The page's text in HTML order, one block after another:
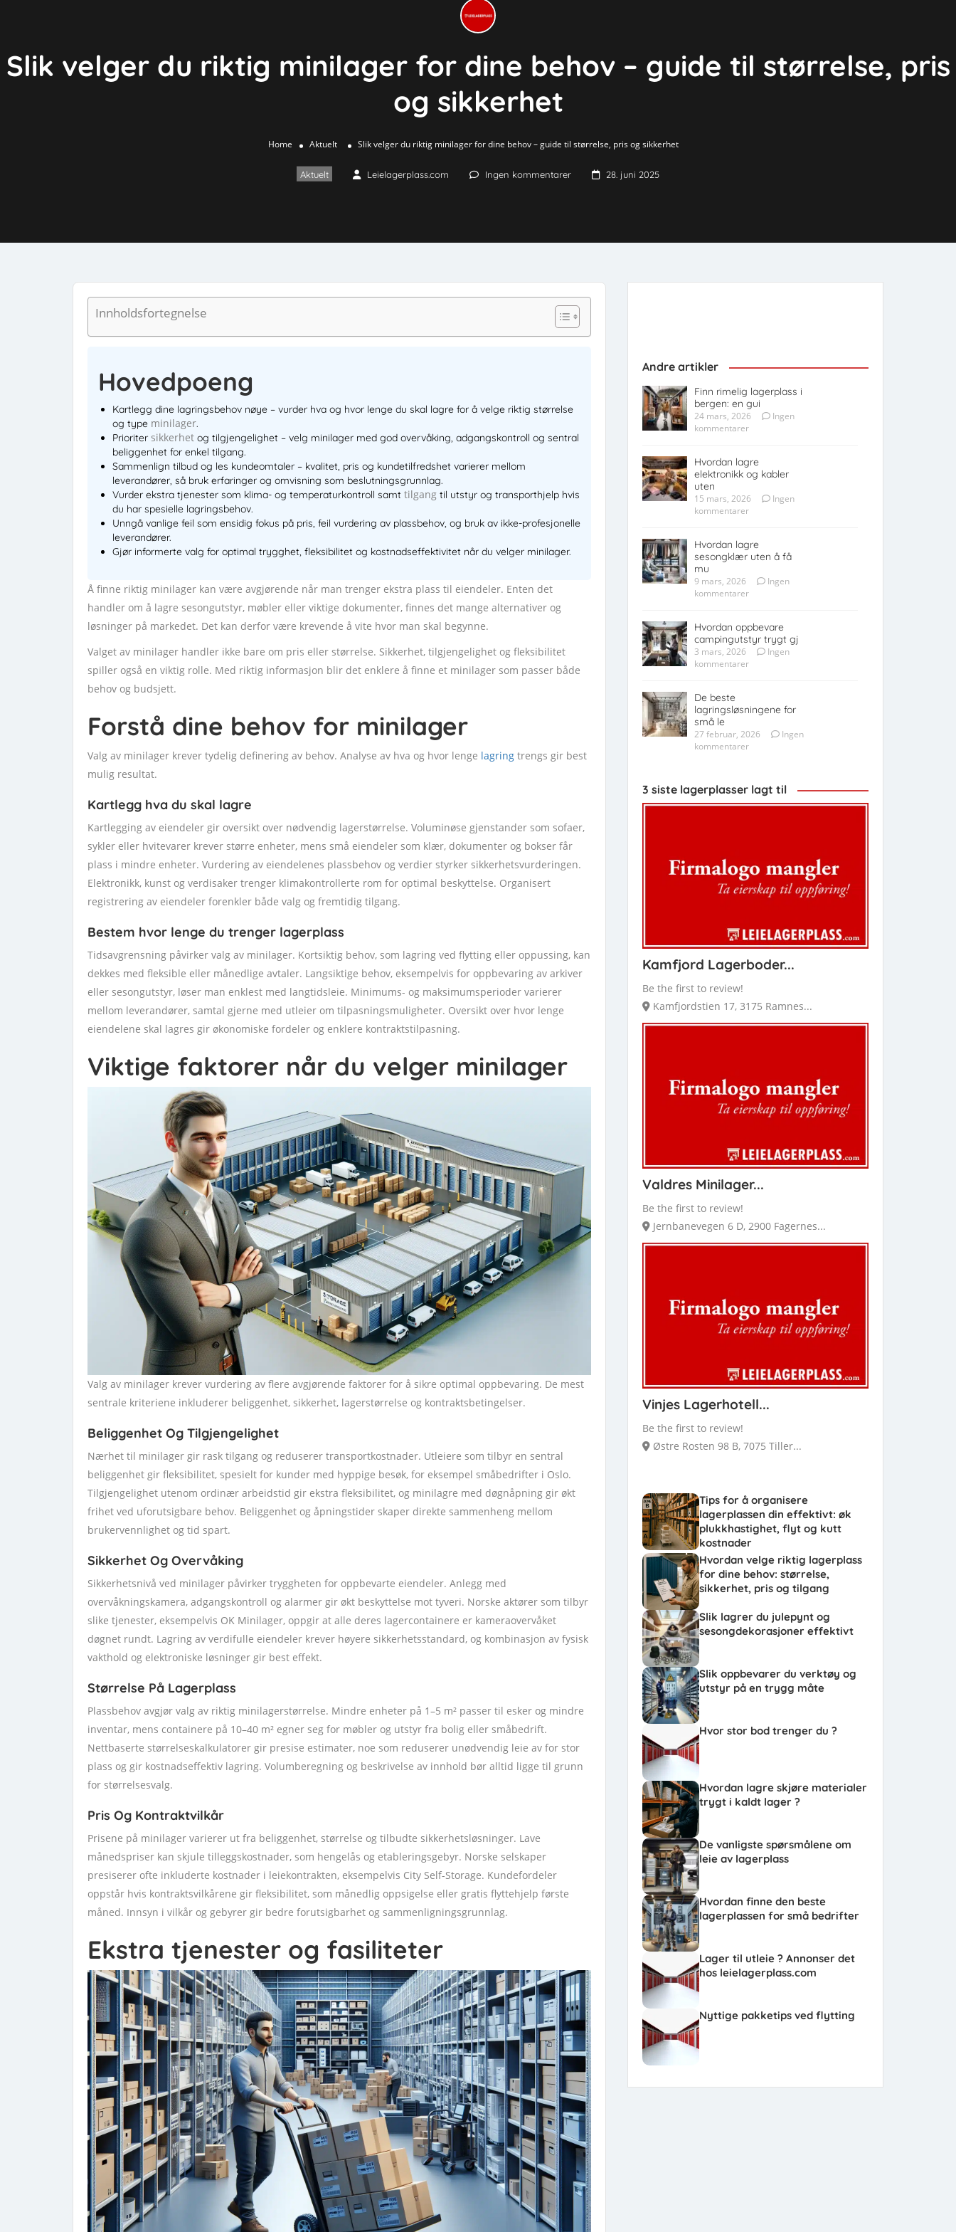
Slik velger du riktig minilager for dine behov – guide til størrelse, pris
og sikkerhet
Home Aktuelt Slik velger du riktig minilager for dine behov – guide til størrelse, pris og sikkerhet
Aktuelt Leielagerplass.com Ingen kommentarer 28. juni 2025
Innholdsfortegnelse
Hovedpoeng
Kartlegg dine lagringsbehov nøye – vurder hva og hvor lenge du skal lagre for å velge riktig størrelse
og type minilager.
Prioriter sikkerhet og tilgjengelighet – velg minilager med god overvåking, adgangskontroll og sentral
beliggenhet for enkel tilgang.
Sammenlign tilbud og les kundeomtaler – kvalitet, pris og kundetilfredshet varierer mellom
leverandører, så bruk erfaringer og omvisning som beslutningsgrunnlag.
Vurder ekstra tjenester som klima- og temperaturkontroll samt tilgang til utstyr og transporthjelp hvis
du har spesielle lagringsbehov.
Unngå vanlige feil som ensidig fokus på pris, feil vurdering av plassbehov, og bruk av ikke-profesjonelle
leverandører.
Gjør informerte valg for optimal trygghet, fleksibilitet og kostnadseffektivitet når du velger minilager.
Å finne riktig minilager kan være avgjørende når man trenger ekstra plass til eiendeler. Enten det
handler om å lagre sesongutstyr, møbler eller viktige dokumenter, finnes det mange alternativer og
løsninger på markedet. Det kan derfor være krevende å vite hvor man skal begynne.
Valget av minilager handler ikke bare om pris eller størrelse. Sikkerhet, tilgjengelighet og fleksibilitet
spiller også en viktig rolle. Med riktig informasjon blir det enklere å finne et minilager som passer både
behov og budsjett.
Forstå dine behov for minilager
Valg av minilager krever tydelig definering av behov. Analyse av hva og hvor lenge lagring trengs gir best
mulig resultat.
Kartlegg hva du skal lagre
Kartlegging av eiendeler gir oversikt over nødvendig lagerstørrelse. Voluminøse gjenstander som sofaer,
sykler eller hvitevarer krever større enheter, mens små eiendeler som klær, dokumenter og bokser får
plass i mindre enheter. Vurdering av eiendelenes plassbehov og verdier styrker sikkerhetsvurderingen.
Elektronikk, kunst og verdisaker trenger klimakontrollerte rom for optimal beskyttelse. Organisert
registrering av eiendeler forenkler både valg og fremtidig tilgang.
Bestem hvor lenge du trenger lagerplass
Tidsavgrensning påvirker valg av minilager. Kortsiktig behov, som lagring ved flytting eller oppussing, kan
dekkes med fleksible eller månedlige avtaler. Langsiktige behov, eksempelvis for oppbevaring av arkiver
eller sesongutstyr, løser man enklest med langtidsleie. Minimums- og maksimumsperioder varierer
mellom leverandører, samtal gjerne med utleier om tilpasningsmuligheter. Oversikt over hvor lenge
eiendelene skal lagres gir økonomiske fordeler og enklere kontraktstilpasning.
Viktige faktorer når du velger minilager
Valg av minilager krever vurdering av flere avgjørende faktorer for å sikre optimal oppbevaring. De mest
sentrale kriteriene inkluderer beliggenhet, sikkerhet, lagerstørrelse og kontraktsbetingelser.
Beliggenhet Og Tilgjengelighet
Nærhet til minilager gir rask tilgang og reduserer transportkostnader. Utleiere som tilbyr en sentral
beliggenhet gir fleksibilitet, spesielt for kunder med hyppige besøk, for eksempel småbedrifter i Oslo.
Tilgjengelighet utenom ordinær arbeidstid gir ekstra fleksibilitet, og minilagre med døgnåpning gir økt
frihet ved uforutsigbare behov. Beliggenhet og åpningstider skaper direkte sammenheng mellom
brukervennlighet og tid spart.
Sikkerhet Og Overvåking
Sikkerhetsnivå ved minilager påvirker tryggheten for oppbevarte eiendeler. Anlegg med
overvåkningskamera, adgangskontroll og alarmer gir økt beskyttelse mot tyveri. Norske aktører som tilbyr
slike tjenester, eksempelvis OK Minilager, oppgir at alle deres lagercontainere er kameraovervåket
døgnet rundt. Lagring av verdifulle eiendeler krever høyere sikkerhetsstandard, og kombinasjon av fysisk
vakthold og elektroniske løsninger gir best effekt.
Størrelse På Lagerplass
Plassbehov avgjør valg av riktig minilagerstørrelse. Mindre enheter på 1–5 m² passer til esker og mindre
inventar, mens containere på 10–40 m² egner seg for møbler og utstyr fra bolig eller småbedrift.
Nettbaserte størrelseskalkulatorer gir presise estimater, noe som reduserer unødvendig leie av for stor
plass og gir kostnadseffektiv lagring. Volumberegning og beskrivelse av innhold bør alltid ligge til grunn
for størrelsesvalg.
Pris Og Kontraktvilkår
Prisene på minilager varierer ut fra beliggenhet, størrelse og tilbudte sikkerhetsløsninger. Lave
månedspriser kan skjule tilleggskostnader, som hengelås og etableringsgebyr. Norske selskaper
presiserer ofte inkluderte kostnader i leiekontrakten, eksempelvis City Self-Storage. Kundefordeler
oppstår hvis kontraktsvilkårene gir fleksibilitet, som månedlig oppsigelse eller gratis flyttehjelp første
måned. Innsyn i vilkår og gebyrer gir bedre forutsigbarhet og sammenligningsgrunnlag.
Ekstra tjenester og fasiliteter
Andre artikler
Finn rimelig lagerplass i
bergen: en gui
24 mars, 2026
Ingen
kommentarer
Hvordan lagre
elektronikk og kabler
uten
15 mars, 2026
Ingen
kommentarer
Hvordan lagre
sesongklær uten å få
mu
9 mars, 2026
Ingen
kommentarer
Hvordan oppbevare
campingutstyr trygt gj
3 mars, 2026
Ingen
kommentarer
De beste
lagringsløsningene for
små le
27 februar, 2026
Ingen
kommentarer
3 siste lagerplasser lagt til
Kamfjord Lagerboder...
Be the first to review!
Kamfjordstien 17, 3175 Ramnes...
Valdres Minilager...
Be the first to review!
Jernbanevegen 6 D, 2900 Fagernes...
Vinjes Lagerhotell...
Be the first to review!
Østre Rosten 98 B, 7075 Tiller...
Tips for å organisere
lagerplassen din effektivt: øk
plukkhastighet, flyt og kutt
kostnader
Hvordan velge riktig lagerplass
for dine behov: størrelse,
sikkerhet, pris og tilgang
Slik lagrer du julepynt og
sesongdekorasjoner effektivt
Slik oppbevarer du verktøy og
utstyr på en trygg måte
Hvor stor bod trenger du ?
Hvordan lagre skjøre materialer
trygt i kaldt lager ?
De vanligste spørsmålene om
leie av lagerplass
Hvordan finne den beste
lagerplassen for små bedrifter
Lager til utleie ? Annonser det
hos leielagerplass.com
Nyttige pakketips ved flytting